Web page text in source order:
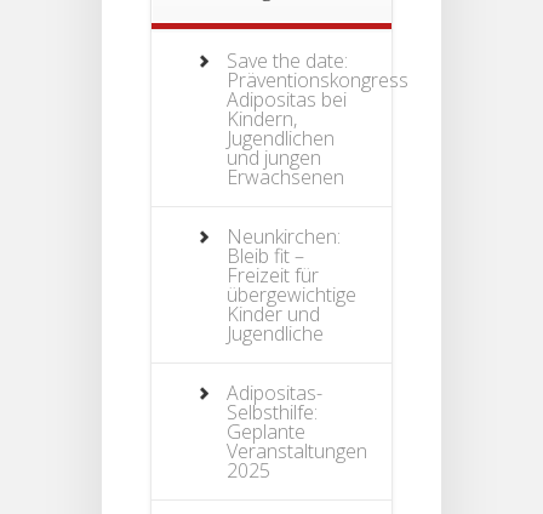
Save the date:
Präventionskongress
Adipositas bei
Kindern,
Jugendlichen
und jungen
Erwachsenen
Neunkirchen:
Bleib fit –
Freizeit für
übergewichtige
Kinder und
Jugendliche
Adipositas-
Selbsthilfe:
Geplante
Veranstaltungen
2025